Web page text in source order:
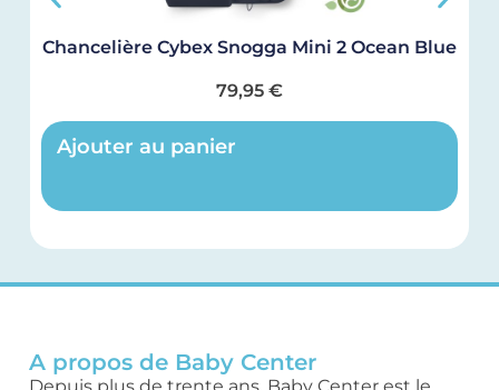
Chancelière Cybex Snogga Mini 2 Ocean Blue
79,95 €
Ajouter au panier
A propos de Baby Center